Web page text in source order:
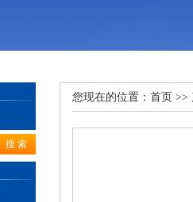
您现在的位置： 首页 >>